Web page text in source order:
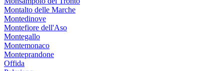
Montalto delle Marche
Montedinove
Montefiore dell'Aso
Montegallo
Montemonaco
Monteprandone
Offida